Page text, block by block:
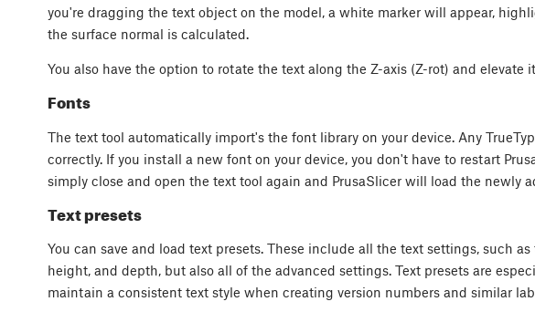
you're dragging the text object on the model, a white marker will appear,
the surface normal is calculated.
You also have the option to rotate the text along the Z-axis (Z-rot) and elevate
Fonts
The text tool automatically import's the font library on your device. Any
correctly. If you install a new font on your device, you don't have to restart
simply close and open the text tool again and PrusaSlicer will load the newly
Text presets
You can save and load text presets. These include all the text settings, such
height, and depth, but also all of the advanced settings. Text presets are
maintain a consistent text style when creating version numbers and similar